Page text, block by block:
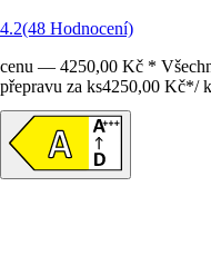
4.2(48 Hodnocení)
cenu — 4250,00 Kč *
přepravu za ks4250,00 Kč*/